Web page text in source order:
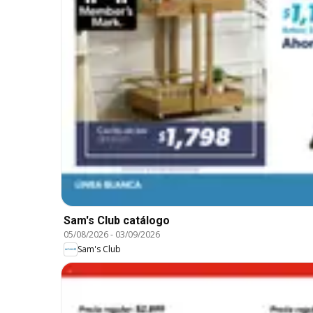
Sam's Club catálogo
05/08/2026- 03/09/2026
Sam's Club